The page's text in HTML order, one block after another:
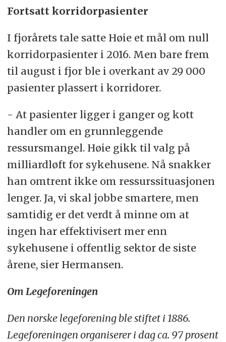
Fortsatt korridorpasienter
I fjorårets tale satte Høie et mål om null
korridorpasienter i 2016. Men bare frem
til august i fjor ble i overkant av 29 000
pasienter plassert i korridorer.
- At pasienter ligger i ganger og kott
handler om en grunnleggende
ressursmangel. Høie gikk til valg på
milliardløft for sykehusene. Nå snakker
han omtrent ikke om ressurssituasjonen
lenger. Ja, vi skal jobbe smartere, men
samtidig er det verdt å minne om at
ingen har effektivisert mer enn
sykehusene i offentlig sektor de siste
årene, sier Hermansen.
Om Legeforeningen
Den norske legeforening ble stiftet i 1886.
Legeforeningen organiserer i dag ca. 97 prosent